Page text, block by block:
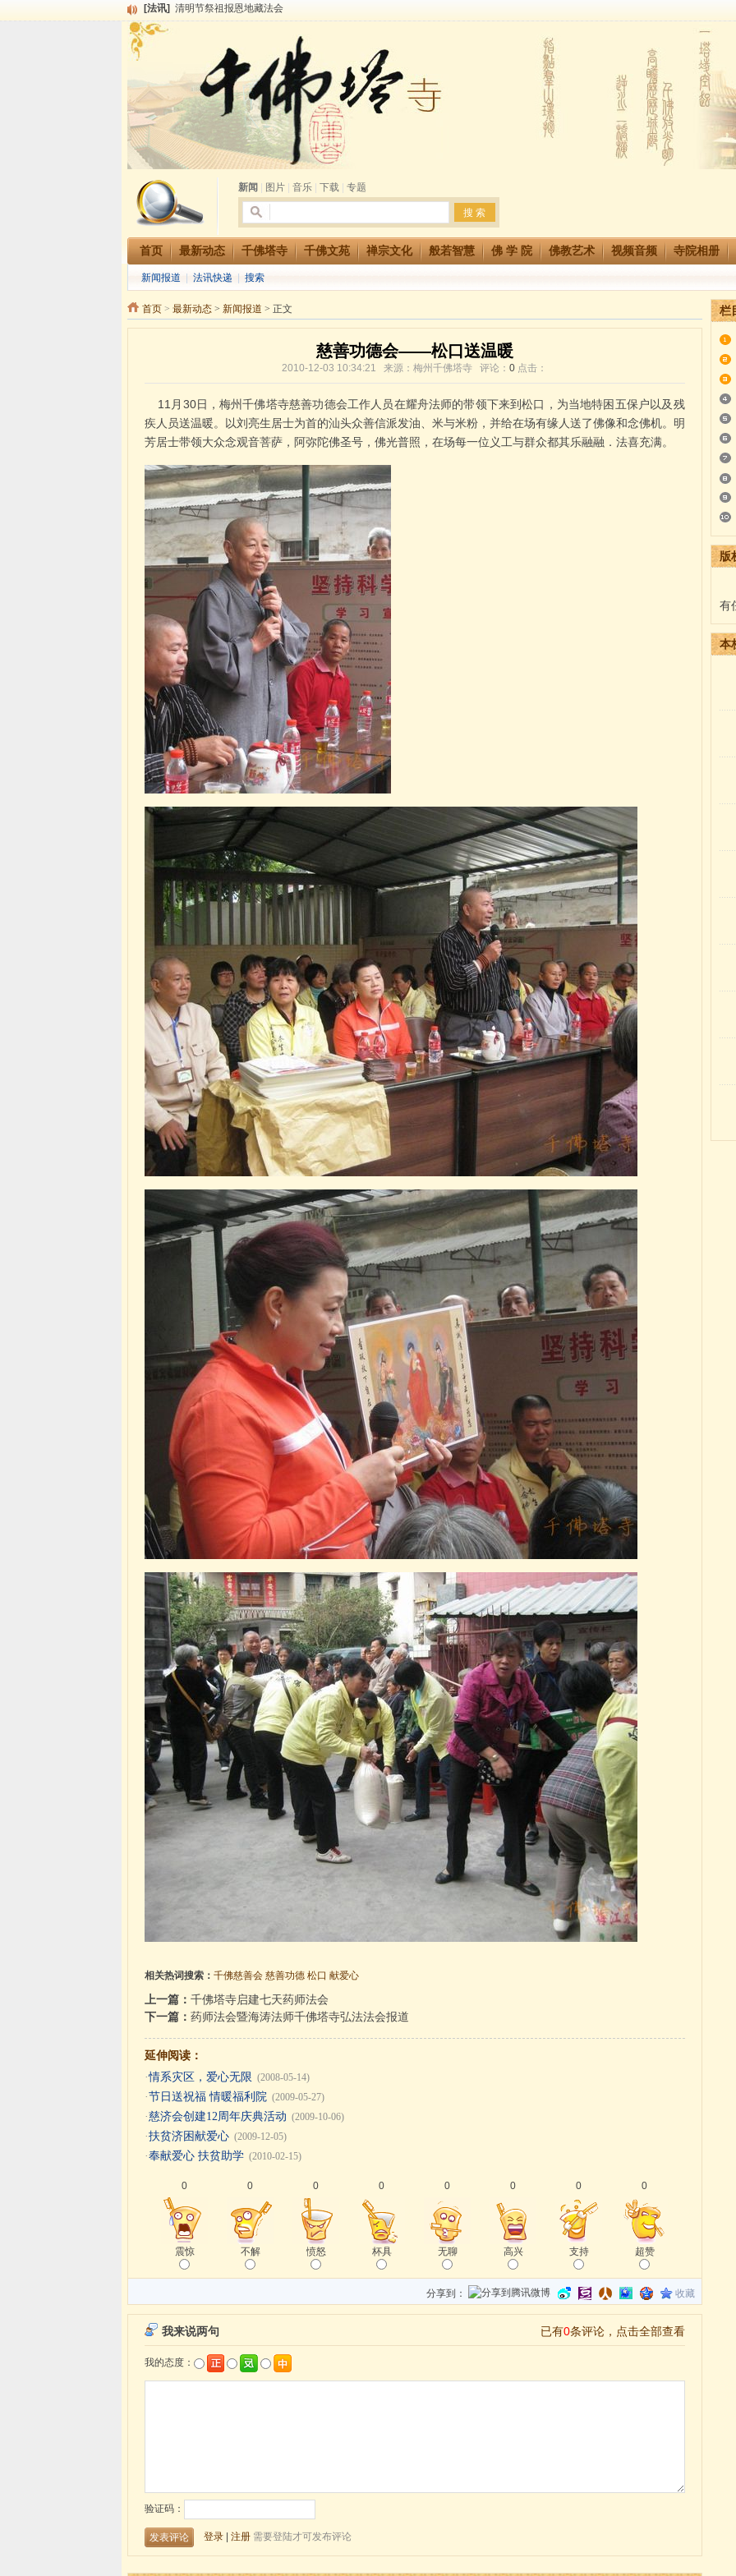
[法讯] 本寺方丈上明下慧尼和尚开讲《六祖坛经》
[法讯]
[法讯]
广东千佛塔寺云门佛学院女众部 2016年招生简章
恭请海涛法师莅临千佛塔寺弘法
[法讯]
2014年七月大法会 祈福息灾地藏七 冥阳两利普渡群蒙盂兰盆
[法讯] 千佛塔寺云门佛学院女众部2014年招生简章
[法讯]
千佛塔寺兴建佛学院综合大楼缘起
[法讯]
共赴华藏世界 进入最后七天倒计时 殊胜华严法会 快快同享富贵庄严海
[法讯]
千佛塔寺阅藏堂周末阅藏报名通知
[法讯] 清明节祭祖报恩地藏法会
新闻
图片| 音乐| 下载| 专题
首页 最新动态 千佛塔寺 千佛文苑 禅宗文化 般若智慧 佛 学 院 佛教艺术 视频音频 寺院相册
新闻报道 法讯快递 搜索
首页> 最新动态> 新闻报道 > 正文
慈善功德会——松口送温暖
2010-12-03 10:34:21 来源：梅州千佛塔寺 评论： 0 点击：
11月30日，梅州千佛塔寺慈善功德会工作人员在耀舟法师的带领下来到松口，为当地特困五保户以及残
疾人员送温暖。以刘亮生居士为首的汕头众善信派发油、米与米粉，并给在场有缘人送了佛像和念佛机。明
芳居士带领大众念观音菩萨，阿弥陀佛圣号，佛光普照，在场每一位义工与群众都其乐融融．法喜充满。
相关热词搜索： 千佛慈善会 慈善功德 松口 献爱心
上一篇： 千佛塔寺启建七天药师法会
下一篇： 药师法会暨海涛法师千佛塔寺弘法法会报道
延伸阅读：
·情系灾区，爱心无限 (2008-05-14)
·节日送祝福 情暖福利院 (2009-05-27)
·慈济会创建12周年庆典活动 (2009-10-06)
·扶贫济困献爱心 (2009-12-05)
·奉献爱心 扶贫助学 (2010-02-15)
0
震惊
0
不解
0
愤怒
0
杯具
0
无聊
0
高兴
0
支持
0
超赞
分享到： 收藏
栏
版
有
本